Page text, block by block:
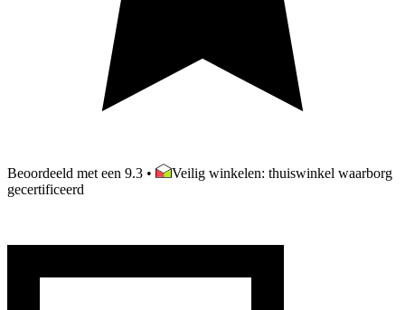
Beoordeeld met een 9.3 •
Veilig winkelen: thuiswinkel waarborg
gecertificeerd